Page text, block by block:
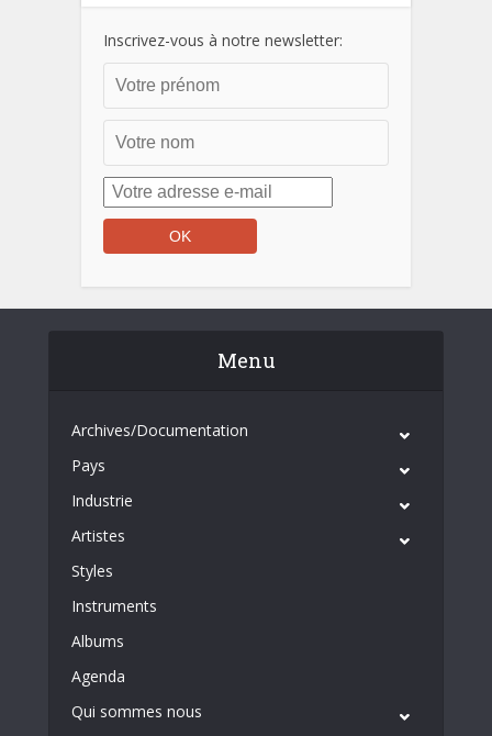
Inscrivez-vous à notre newsletter:
Menu
Archives/Documentation
Pays
Industrie
Artistes
Styles
Instruments
Albums
Agenda
Qui sommes nous